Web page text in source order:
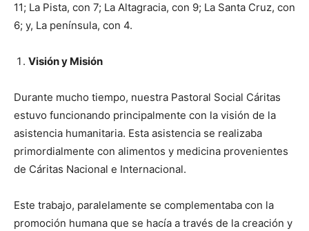
11; La Pista, con 7; La Altagracia, con 9; La Santa Cruz, con
6; y, La península, con 4.
Visión y Misión
Durante mucho tiempo, nuestra Pastoral Social Cáritas
estuvo funcionando principalmente con la visión de la
asistencia humanitaria. Esta asistencia se realizaba
primordialmente con alimentos y medicina provenientes
de Cáritas Nacional e Internacional.
Este trabajo, paralelamente se complementaba con la
promoción humana que se hacía a través de la creación y